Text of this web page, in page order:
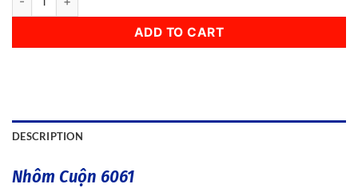
ADD TO CART
DESCRIPTION
Nhôm Cuộn 6061